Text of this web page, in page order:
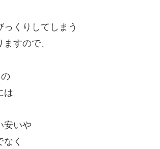
っくりしてしまう
すので、
は
安いや
く